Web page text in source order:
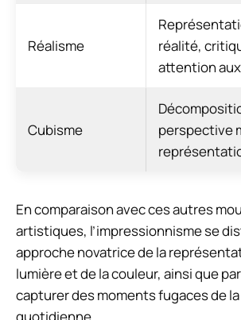
Réalisme
réalité,
attention
Cubisme
perspective
En comparaison avec ces autres
artistiques, l’impressionnisme se
approche novatrice de la
lumière et de la couleur, ainsi que
capturer des moments fugaces de